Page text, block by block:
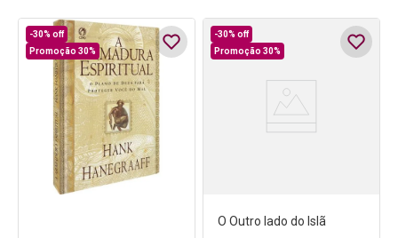
-30% off
Promoção 30%
-30% off
Promoção 30%
O Outro lado do Islã